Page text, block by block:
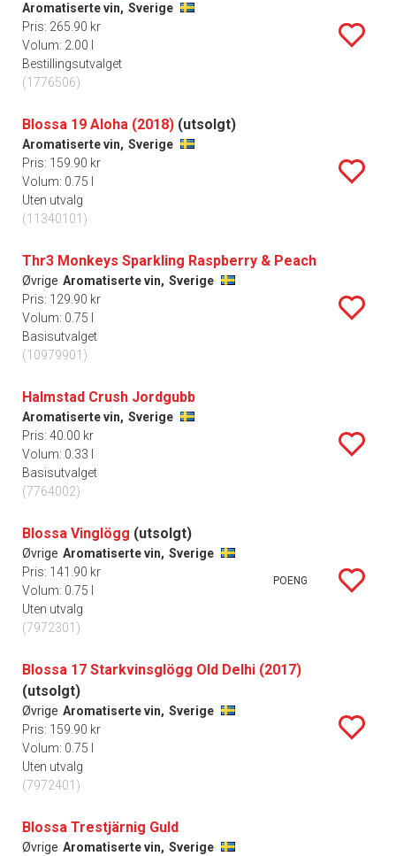
Aromatiserte vin, Sverige
Pris: 265.90 kr
Volum: 2.00 l
Bestillingsutvalget
(1776506)
Blossa 19 Aloha (2018) (utsolgt)
Aromatiserte vin, Sverige
Pris: 159.90 kr
Volum: 0.75 l
Uten utvalg
(11340101)
Thr3 Monkeys Sparkling Raspberry & Peach
Øvrige Aromatiserte vin, Sverige
Pris: 129.90 kr
Volum: 0.75 l
Basisutvalget
(10979901)
Halmstad Crush Jordgubb
Aromatiserte vin, Sverige
Pris: 40.00 kr
Volum: 0.33 l
Basisutvalget
(7764002)
Blossa Vinglögg (utsolgt)
Øvrige Aromatiserte vin, Sverige
Pris: 141.90 kr
Volum: 0.75 l
Uten utvalg
(7972301)
POENG
Blossa 17 Starkvinsglögg Old Delhi (2017)
(utsolgt)
Øvrige Aromatiserte vin, Sverige
Pris: 159.90 kr
Volum: 0.75 l
Uten utvalg
(7972401)
Blossa Trestjärnig Guld
Øvrige Aromatiserte vin, Sverige